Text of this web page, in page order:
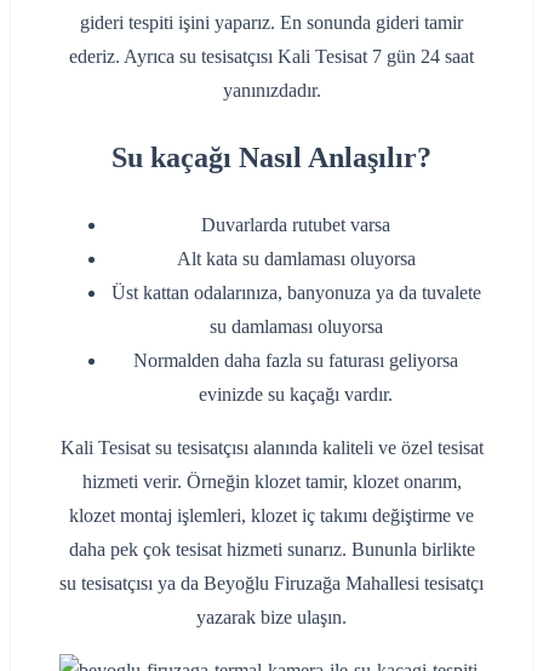
gideri tespiti işini yaparız. En sonunda gideri tamir
ederiz. Ayrıca su tesisatçısı Kali Tesisat 7 gün 24 saat
yanınızdadır.
Su kaçağı Nasıl Anlaşılır?
Duvarlarda rutubet varsa
Alt kata su damlaması oluyorsa
Üst kattan odalarınıza, banyonuza ya da tuvalete
su damlaması oluyorsa
Normalden daha fazla su faturası geliyorsa
evinizde su kaçağı vardır.
Kali Tesisat su tesisatçısı alanında kaliteli ve özel tesisat
hizmeti verir. Örneğin klozet tamir, klozet onarım,
klozet montaj işlemleri, klozet iç takımı değiştirme ve
daha pek çok tesisat hizmeti sunarız. Bununla birlikte
su tesisatçısı ya da Beyoğlu Firuzağa Mahallesi tesisatçı
yazarak bize ulaşın.